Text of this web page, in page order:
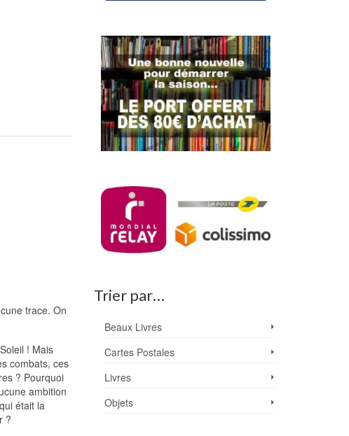
trace. On
! Mais
combats, ces
? Pourquoi
ambition
était la
?
Trier par…
Beaux Livres
Cartes Postales
Livres
Objets